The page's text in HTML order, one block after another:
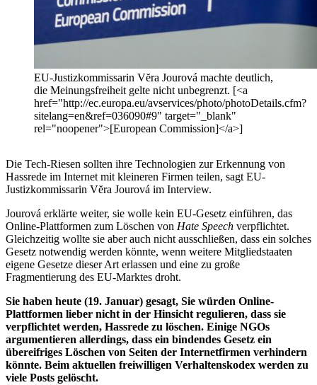
EU-Justizkommissarin Vĕra Jourová machte deutlich,
die Meinungsfreiheit gelte nicht unbegrenzt. [<a
href="http://ec.europa.eu/avservices/photo/photoDetails.cfm?
sitelang=en&ref=036090#9" target="_blank"
rel="noopener">[European Commission]</a>]
Die Tech-Riesen sollten ihre Technologien zur Erkennung von
Hassrede im Internet mit kleineren Firmen teilen, sagt EU-
Justizkommissarin Vĕra Jourová im Interview.
Jourová erklärte weiter, sie wolle kein EU-Gesetz einführen, das
Online-Plattformen zum Löschen von Hate Speech verpflichtet.
Gleichzeitig wollte sie aber auch nicht ausschließen, dass ein solches
Gesetz notwendig werden könnte, wenn weitere Mitgliedstaaten
eigene Gesetze dieser Art erlassen und eine zu große
Fragmentierung des EU-Marktes droht.
Sie haben heute (19. Januar) gesagt, Sie würden Online-
Plattformen lieber nicht in der Hinsicht regulieren, dass sie
verpflichtet werden, Hassrede zu löschen. Einige NGOs
argumentieren allerdings, dass ein bindendes Gesetz ein
übereifriges Löschen von Seiten der Internetfirmen verhindern
könnte. Beim aktuellen freiwilligen Verhaltenskodex werden zu
viele Posts gelöscht.